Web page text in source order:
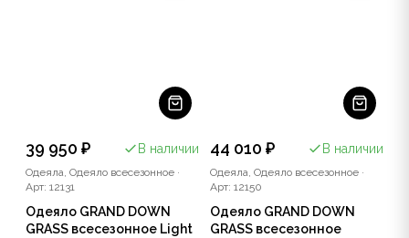
39 950 ₽ В наличии
Одеяла, Одеяло всесезонное ·
Арт: 12131
Одеяло GRAND DOWN
GRASS всесезонное Light
44 010 ₽ В наличии
Одеяла, Одеяло всесезонное ·
Арт: 12150
Одеяло GRAND DOWN
GRASS всесезонное